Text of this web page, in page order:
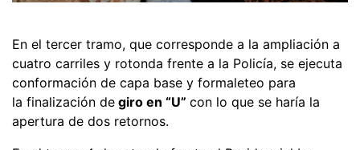
En el tercer tramo, que corresponde a la ampliación a
cuatro carriles y rotonda frente a la Policía, se ejecuta
conformación de capa base y formaleteo para
la finalización de giro en “U” con lo que se haría la
apertura de dos retornos.